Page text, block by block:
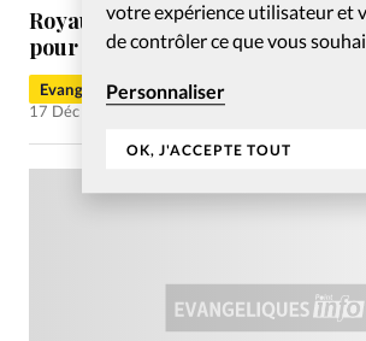
votre expérience utilisateur et
de contrôler ce que vous
Personnaliser
OK, J'ACCEPTE TOUT
Royaume-Uni: 1000 personnes
pour s’impliquer dans la mission
Evangéliques.info
17 Déc 2010